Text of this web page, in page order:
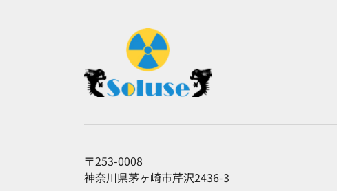
〒253-0008
神奈川県茅ヶ崎市芹沢2436-3